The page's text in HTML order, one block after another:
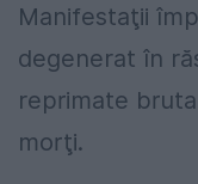
Manifestaţii
degenerat în
reprimate
morţi.